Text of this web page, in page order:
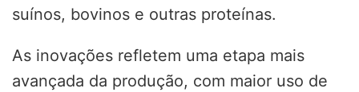
suínos, bovinos e outras proteínas.
As inovações refletem uma etapa mais
avançada da produção, com maior uso de